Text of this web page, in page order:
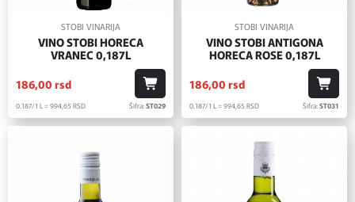
STOBI VINARIJA
VINO STOBI HORECA
VRANEC 0,187L
186,00 rsd
0.187/1 L = 994,65 RSD Šifra:ST029
STOBI VINARIJA
VINO STOBI ANTIGONA
HORECA ROSE 0,187L
186,00 rsd
0.187/1 L = 994,65 RSD Šifra:ST031